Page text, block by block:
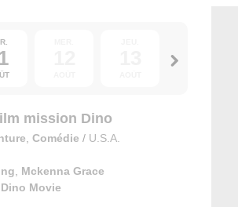
mission Dino
Comédie / U.S.A.
Mckenna Grace
Movie